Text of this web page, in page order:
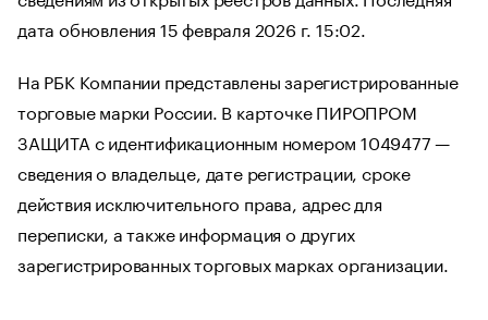
дата обновления 15 февраля 2026 г. 15:02.
На РБК Компании представлены зарегистрированные
торговые марки России. В карточке ПИРОПРОМ
ЗАЩИТА с идентификационным номером 1049477 —
сведения о владельце, дате регистрации, сроке
действия исключительного права, адрес для
переписки, а также информация о других
зарегистрированных торговых марках организации.